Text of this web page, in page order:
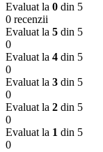
Evaluat la 0 din 5
0 recenzii
Evaluat la 5 din 5
0
Evaluat la 4 din 5
0
Evaluat la 3 din 5
0
Evaluat la 2 din 5
0
Evaluat la 1 din 5
0